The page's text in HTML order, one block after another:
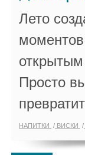
Лето
Просто
НАПИТКИ ВИСКИ